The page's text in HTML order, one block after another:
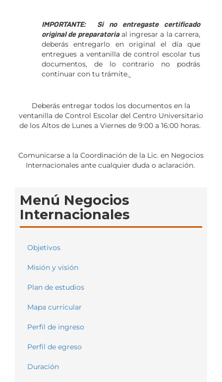
IMPORTANTE:
Si no entregaste certificado
original de preparatoriaal ingresar a la carrera,
deberás entregarlo en original el día que
entregues a ventanilla de control escolar tus
documentos, de lo contrario no podrás
continuar con tu trámite.
Deberás entregar todos los documentos en la
ventanilla de Control Escolar del Centro Universitario
de los Altos de Lunes a Viernes de 9:00 a 16:00 horas.
Comunicarse a la Coordinación de la Lic. en Negocios
Internacionales ante cualquier duda o aclaración.
Menú Negocios
Internacionales
Objetivos
Misión y visión
Plan de estudios
Mapa curricular
Perfil de ingreso
Perfil de egreso
Duración